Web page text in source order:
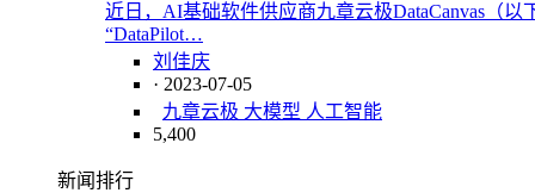
近日，AI基础软件供应商九章云极DataCanvas（
“DataPilot…
刘佳庆
· 2023-07-05
九章云极 大模型 人工智能
5,400
新闻排行